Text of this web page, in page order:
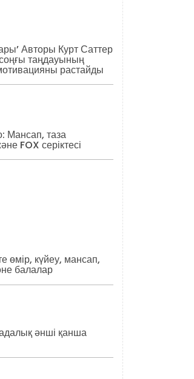
Авторы Курт Саттер
таңдауының
растайды
Мансап, таза
FOX серіктесі
өмір, күйеу, мансап,
балалар
әнші қанша